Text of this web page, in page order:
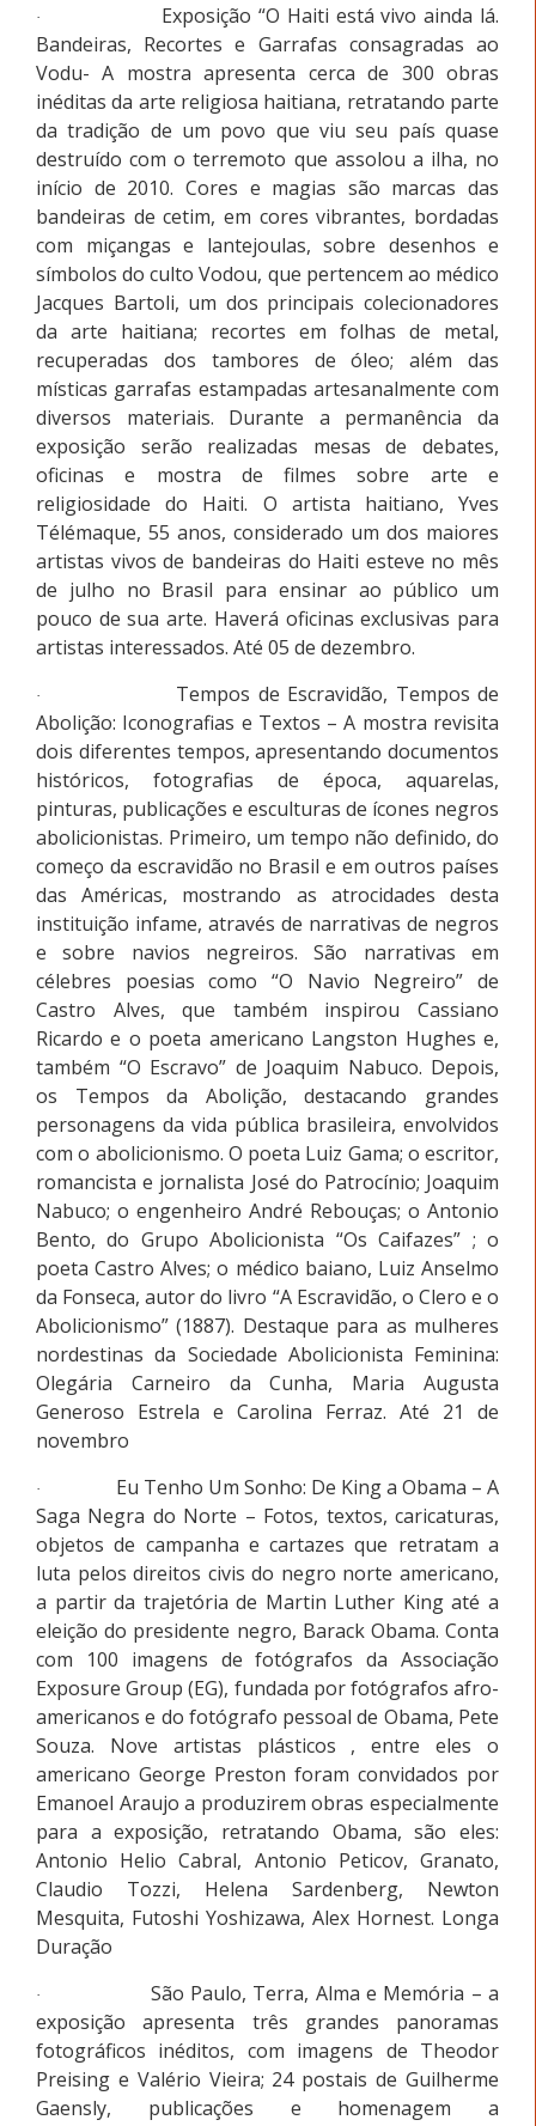
·
Exposição “O Haiti está vivo ainda lá.
Bandeiras, Recortes e Garrafas consagradas ao
Vodu- A mostra apresenta cerca de 300 obras
inéditas da arte religiosa haitiana, retratando parte
da tradição de um povo que viu seu país quase
destruído com o terremoto que assolou a ilha, no
início de 2010. Cores e magias são marcas das
bandeiras de cetim, em cores vibrantes, bordadas
com miçangas e lantejoulas, sobre desenhos e
símbolos do culto Vodou, que pertencem ao médico
Jacques Bartoli, um dos principais colecionadores
da arte haitiana; recortes em folhas de metal,
recuperadas dos tambores de óleo; além das
místicas garrafas estampadas artesanalmente com
diversos materiais. Durante a permanência da
exposição serão realizadas mesas de debates,
oficinas e mostra de filmes sobre arte e
religiosidade do Haiti. O artista haitiano, Yves
Télémaque, 55 anos, considerado um dos maiores
artistas vivos de bandeiras do Haiti esteve no mês
de julho no Brasil para ensinar ao público um
pouco de sua arte. Haverá oficinas exclusivas para
artistas interessados. Até 05 de dezembro.
·
Tempos de Escravidão, Tempos de
Abolição: Iconografias e Textos – A mostra revisita
dois diferentes tempos, apresentando documentos
históricos, fotografias de época, aquarelas,
pinturas, publicações e esculturas de ícones negros
abolicionistas. Primeiro, um tempo não definido, do
começo da escravidão no Brasil e em outros países
das Américas, mostrando as atrocidades desta
instituição infame, através de narrativas de negros
e sobre navios negreiros. São narrativas em
célebres poesias como “O Navio Negreiro” de
Castro Alves, que também inspirou Cassiano
Ricardo e o poeta americano Langston Hughes e,
também “O Escravo” de Joaquim Nabuco. Depois,
os Tempos da Abolição, destacando grandes
personagens da vida pública brasileira, envolvidos
com o abolicionismo. O poeta Luiz Gama; o escritor,
romancista e jornalista José do Patrocínio; Joaquim
Nabuco; o engenheiro André Rebouças; o Antonio
Bento, do Grupo Abolicionista “Os Caifazes” ; o
poeta Castro Alves; o médico baiano, Luiz Anselmo
da Fonseca, autor do livro “A Escravidão, o Clero e o
Abolicionismo” (1887). Destaque para as mulheres
nordestinas da Sociedade Abolicionista Feminina:
Olegária Carneiro da Cunha, Maria Augusta
Generoso Estrela e Carolina Ferraz. Até 21 de
novembro
·
Eu Tenho Um Sonho: De King a Obama – A
Saga Negra do Norte – Fotos, textos, caricaturas,
objetos de campanha e cartazes que retratam a
luta pelos direitos civis do negro norte americano,
a partir da trajetória de Martin Luther King até a
eleição do presidente negro, Barack Obama. Conta
com 100 imagens de fotógrafos da Associação
Exposure Group (EG), fundada por fotógrafos afro-
americanos e do fotógrafo pessoal de Obama, Pete
Souza. Nove artistas plásticos , entre eles o
americano George Preston foram convidados por
Emanoel Araujo a produzirem obras especialmente
para a exposição, retratando Obama, são eles:
Antonio Helio Cabral, Antonio Peticov, Granato,
Claudio Tozzi, Helena Sardenberg, Newton
Mesquita, Futoshi Yoshizawa, Alex Hornest. Longa
Duração
·
São Paulo, Terra, Alma e Memória – a
exposição apresenta três grandes panoramas
fotográficos inéditos, com imagens de Theodor
Preising e Valério Vieira; 24 postais de Guilherme
Gaensly, publicações e homenagem a